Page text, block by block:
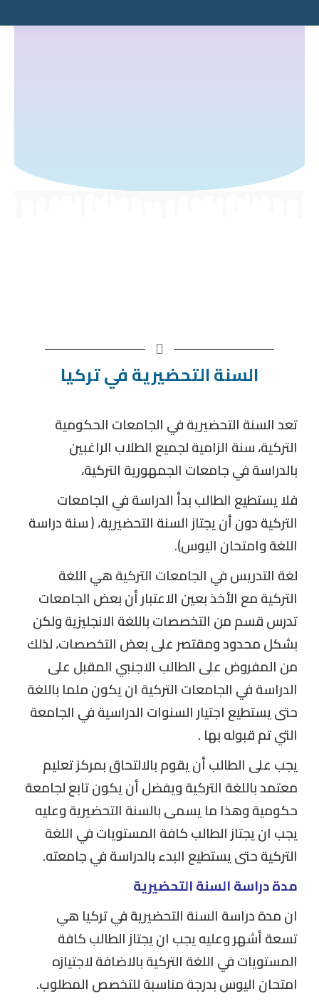
السنة التحضيرية في تركيا
تعد السنة التحضيرية في الجامعات الحكومية
التركية، سنة الزامية لجميع الطلاب الراغبين
بالدراسة في جامعات الجمهورية التركية،
فلا يستطيع الطالب بدأ الدراسة في الجامعات
التركية دون أن يجتاز السنة التحضيرية، ( سنة دراسة
اللغة وامتحان اليوس).
لغة التدريس في الجامعات التركية هي اللغة
التركية مع الأخذ بعين الاعتبار أن بعض الجامعات
تدرس قسم من التخصصات باللغة الانجليزية ولكن
بشكل محدود ومقتصر على بعض التخصصات، لذلك
من المفروض على الطالب الاجنبي المقبل على
الدراسة في الجامعات التركية ان يكون ملما باللغة
حتى يستطيع اجتيار السنوات الدراسية في الجامعة
التي تم قبوله بها .
يجب على الطالب أن يقوم بالالتحاق بمركز تعليم
معتمد باللغة التركية ويفضل أن يكون تابع لجامعة
حكومية وهذا ما يسمى بالسنة التحضيرية وعليه
يجب ان يجتاز الطالب كافة المستويات في اللغة
التركية حتى يستطيع البدء بالدراسة في جامعته.
مدة دراسة السنة التحضيرية
ان مدة دراسة السنة التحضيرية في تركيا هي
تسعة أشهر وعليه يجب ان يجتاز الطالب كافة
المستويات في اللغة التركية بالاضافة لاجتيازه
امتحان اليوس بدرجة مناسبة للتخصص المطلوب.